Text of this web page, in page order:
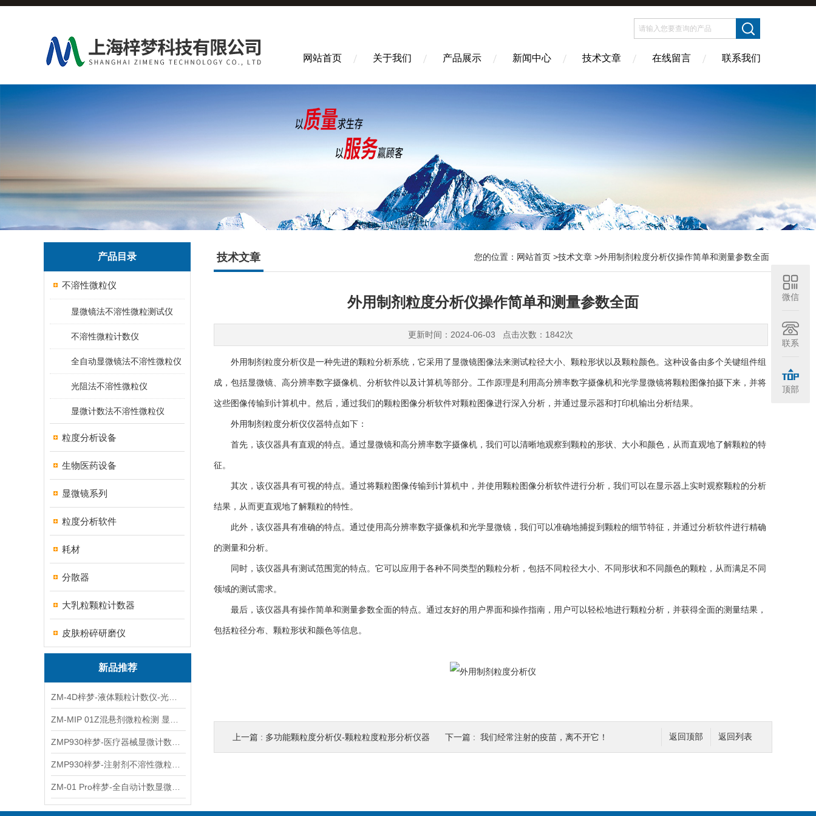
网站首页 关于我们 产品展示 新闻中心 技术文章 在线留言 联系我们
产品目录
不溶性微粒仪
显微镜法不溶性微粒测试仪
不溶性微粒计数仪
全自动显微镜法不溶性微粒仪
光阻法不溶性微粒仪
显微计数法不溶性微粒仪
粒度分析设备
生物医药设备
显微镜系列
粒度分析软件
耗材
分散器
大乳粒颗粒计数器
皮肤粉碎研磨仪
新品推荐
技术文章 您的位置： 网站首页 >技术文章 >外用制剂粒度分析仪操作简单和测量参数全面
外用制剂粒度分析仪操作简单和测量参数全面
更新时间：2024-06-03 点击次数：1842次
外用制剂粒度分析仪是一种先进的颗粒分析系统，它采用了显微镜图像法来测试粒径大小、颗粒形状以及颗粒颜色。这种设备由多个关键组件组
成，包括显微镜、高分辨率数字摄像机、分析软件以及计算机等部分。工作原理是利用高分辨率数字摄像机和光学显微镜将颗粒图像拍摄下来，并将
这些图像传输到计算机中。然后，通过我们的颗粒图像分析软件对颗粒图像进行深入分析，并通过显示器和打印机输出分析结果。
外用制剂粒度分析仪仪器特点如下：
首先，该仪器具有直观的特点。通过显微镜和高分辨率数字摄像机，我们可以清晰地观察到颗粒的形状、大小和颜色，从而直观地了解颗粒的特
征。
其次，该仪器具有可视的特点。通过将颗粒图像传输到计算机中，并使用颗粒图像分析软件进行分析，我们可以在显示器上实时观察颗粒的分析
结果，从而更直观地了解颗粒的特性。
此外，该仪器具有准确的特点。通过使用高分辨率数字摄像机和光学显微镜，我们可以准确地捕捉到颗粒的细节特征，并通过分析软件进行精确
的测量和分析。
同时，该仪器具有测试范围宽的特点。它可以应用于各种不同类型的颗粒分析，包括不同粒径大小、不同形状和不同颜色的颗粒，从而满足不同
领域的测试需求。
最后，该仪器具有操作简单和测量参数全面的特点。通过友好的用户界面和操作指南，用户可以轻松地进行颗粒分析，并获得全面的测量结果，
包括粒径分布、颗粒形状和颜色等信息。
返回列表
返回顶部
上一篇 : 多功能颗粒度分析仪-颗粒粒度粒形分析仪器 下一篇 : 我们经常注射的疫苗，离不开它！
微信
联系
顶部